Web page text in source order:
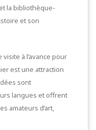
la bibliothèque-
et son
à l’avance pour
est une attraction
sont
langues et offrent
amateurs d’art,